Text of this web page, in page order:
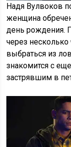
Надя Вулвоков
женщина
день рождения.
через несколько
выбраться из
знакомится с
застрявшим в